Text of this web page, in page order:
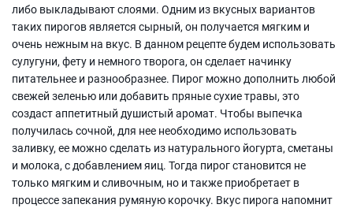
либо выкладывают слоями. Одним из вкусных вариантов
таких пирогов является сырный, он получается мягким и
очень нежным на вкус. В данном рецепте будем использовать
сулугуни, фету и немного творога, он сделает начинку
питательнее и разнообразнее. Пирог можно дополнить любой
свежей зеленью или добавить пряные сухие травы, это
создаст аппетитный душистый аромат. Чтобы выпечка
получилась сочной, для нее необходимо использовать
заливку, ее можно сделать из натурального йогурта, сметаны
и молока, с добавлением яиц. Тогда пирог становится не
только мягким и сливочным, но и также приобретает в
процессе запекания румяную корочку. Вкус пирога напомнит